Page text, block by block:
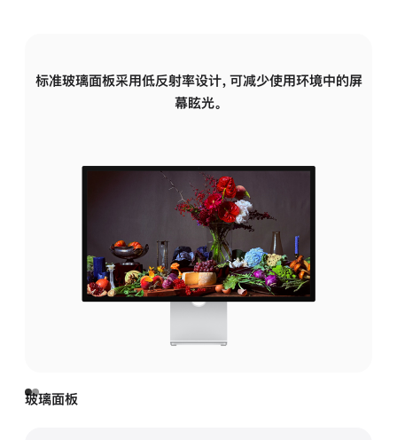
标准玻璃面板采用低反射率设计，可减少使用环境中的屏
幕眩光。
玻璃面板